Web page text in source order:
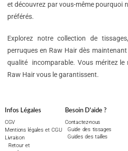
et découvrez par vous-même pourquoi
préférés.
Explorez notre collection de
perruques en Raw Hair dès
qualité incomparable. Vous méritez le
Raw Hair vous le garantissent.
Infos Légales
CGV
Mentions légales et CGU
Livraison
Retour et
Besoin D'aide ?
Contactez-nous
Guide des tissages
Guides des tailles